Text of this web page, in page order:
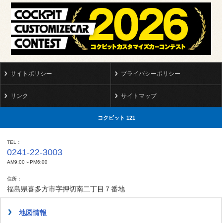
サイトポリシー プライバシーポリシー
リンク サイトマップ
コクピット 121
TEL
0241-22-3003
AM9:00～PM6:00
住所
福島県喜多方市字押切南二丁目７番地
地図情報